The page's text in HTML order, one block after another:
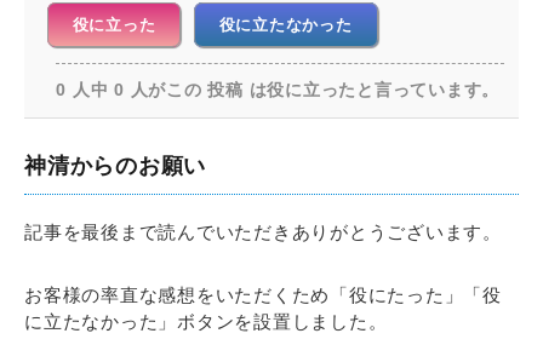
役に立った 役に立たなかった
0 人中 0 人がこの 投稿 は役に立ったと言っています。
神清からのお願い
記事を最後まで読んでいただきありがとうございます。
お客様の率直な感想をいただくため「役にたった」「役
に立たなかった」ボタンを設置しました。